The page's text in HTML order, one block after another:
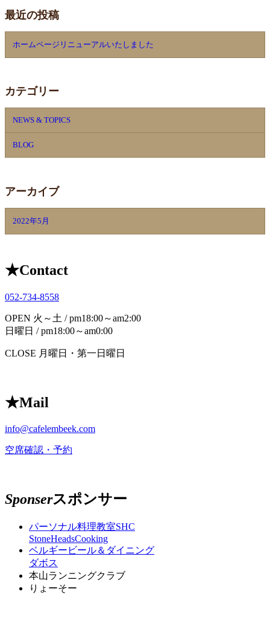
最近の投稿
ホームページリニューアルいたしました
カテゴリー
NEWS & TOPICS
BLOG
アーカイブ
2022年5月
★Contact
052-734-8558
OPEN 火～土 / pm18:00～am2:00
日曜日 / pm18:00～am0:00
CLOSE 月曜日・第一日曜日
★Mail
info@cafelembeek.com
空席確認・予約
Sponserスポンサー
パーソナル料理教室SHC
StoneHeadsCooking
ベルギービール＆ダイニング
ダボス
本山ランニングクラブ
りょーそー